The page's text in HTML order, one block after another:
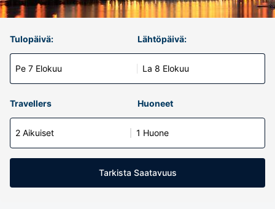
Tulopäivä:
Pe 7 Elokuu
Lähtöpäivä:
La 8 Elokuu
Travellers Huoneet
2 Aikuiset 1 Huone
Tarkista Saatavuus